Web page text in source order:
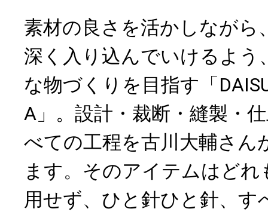
素材の良さを活かしながら
深く入り込んでいけるよう
な物づくりを目指す「
A」。設計・裁断・縫製・
べての工程を古川大輔さん
ます。そのアイテムはど
用せず、ひと針ひと針、す